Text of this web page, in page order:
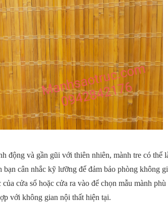
động và gần gũi với thiên nhiên, mành tre có thể
bạn cân nhắc kỹ lưỡng để đảm bảo phòng không
cửa sổ hoặc cửa ra vào để chọn mẫu mành
với không gian nội thất hiện tại.